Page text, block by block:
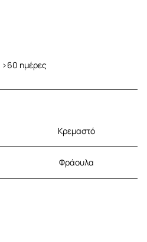
>60 ημέρες
Κρεμαστό
Φράουλα